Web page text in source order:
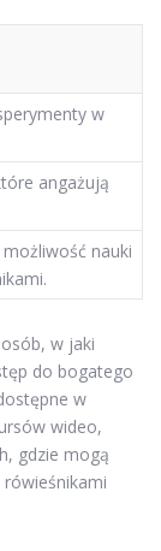
w
angażują
nauki
w jaki
do bogatego
w
wideo,
gdzie mogą